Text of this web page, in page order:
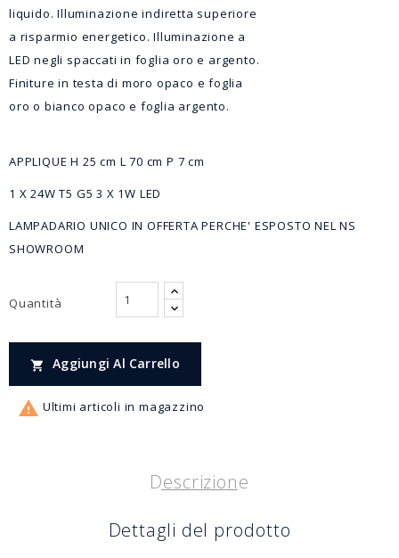
liquido. Illuminazione indiretta superiore
a risparmio energetico. Illuminazione a
LED negli spaccati in foglia oro e argento.
Finiture in testa di moro opaco e foglia
oro o bianco opaco e foglia argento.
APPLIQUE H 25 cm L 70 cm P 7 cm
1 X 24W T5 G5 3 X 1W LED
LAMPADARIO UNICO IN OFFERTA PERCHE' ESPOSTO NEL NS
SHOWROOM
Quantità
 Aggiungi Al Carrello
 Ultimi articoli in magazzino
Descrizione
Dettagli del prodotto